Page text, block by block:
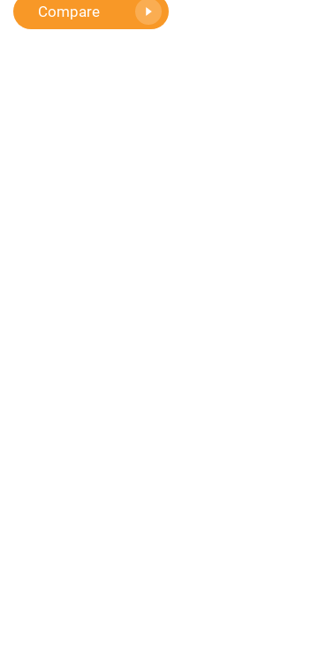
Compare